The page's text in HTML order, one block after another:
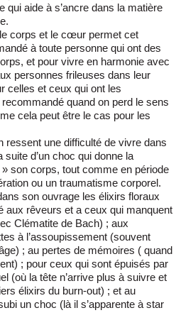
qui aide à s’ancre dans la matière
corps et le cœur permet cet
à toute personne qui ont des
et pour vivre en harmonie avec
personnes frileuses dans leur
celles et ceux qui ont les
quand on perd le sens
cela peut être le cas pour les
ressent une difficulté de vivre dans
d’un choc qui donne la
son corps, tout comme en période
ou un traumatisme corporel.
son ouvrage les élixirs floraux
aux rêveurs et a ceux qui manquent
Clématite de Bach) ; aux
à l’assoupissement (souvent
; au pertes de mémoires ( quand
; pour ceux qui sont épuisés par
(où la tête n’arrive plus à suivre et
élixirs du burn-out) ; et au
un choc (là il s’apparente à star